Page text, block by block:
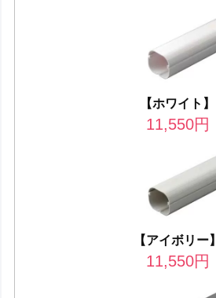
【ホワイト】
11,550円
【アイボリー】
11,550円